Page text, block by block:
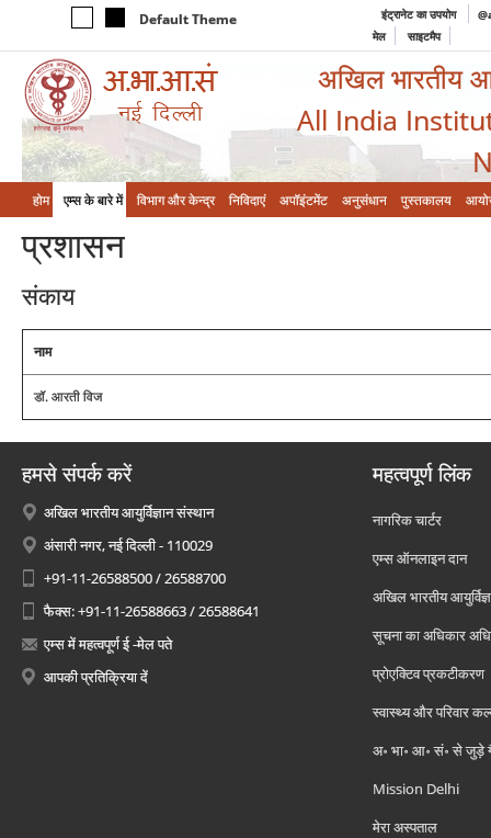
Default Theme इंट्रानेट का उपयोग
मेल
साइटमैप
अखिल भारतीय
All India
होम एम्‍स के बारे में विभाग और केन्‍द्र निविदाएं अपॉइंटमेंट अनुसंधान पुस्तकालय
प्रशासन
संकाय
नाम
डॉ. आरती विज
हमसे संपर्क करें
अखिल भारतीय आयुर्विज्ञान संस्थान
अंसारी नगर, नई दिल्ली - 110029
+91-11-26588500 / 26588700
फैक्स: +91-11-26588663 / 26588641
एम्स में महत्वपूर्ण ई -मेल पते
आपकी प्रतिक्रिया दें
महत्वपूर्ण लिंक
नागरिक चार्टर
एम्स ऑनलाइन दान
अखिल भारतीय
सूचना का अधिकार
प्रोएक्टिव प्रकटीकरण
स्वास्थ्य और परिवार
अ॰ भा॰ आ॰ सं॰ से जुड़े
Mission Delhi
मेरा अस्पताल